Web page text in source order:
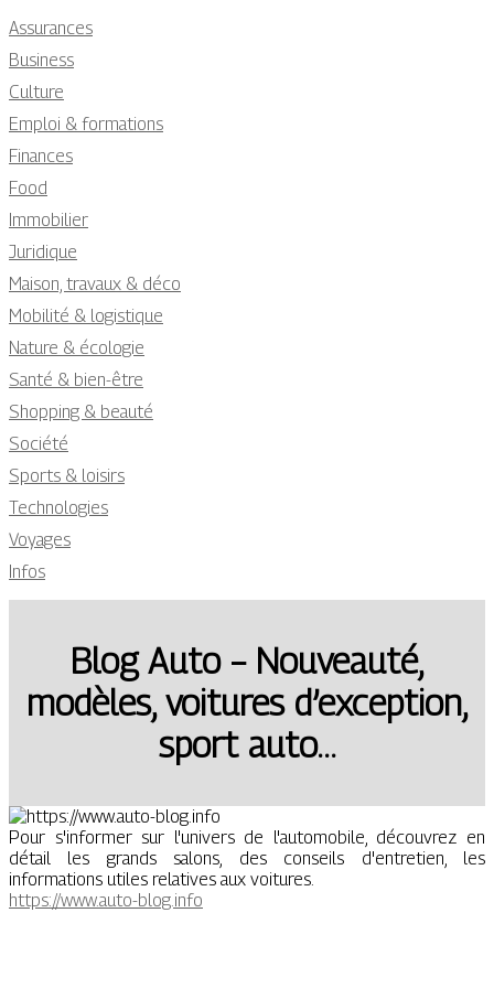
Assurances
Business
Culture
Emploi & formations
Finances
Food
Immobilier
Juridique
Maison, travaux & déco
Mobilité & logistique
Nature & écologie
Santé & bien-être
Shopping & beauté
Société
Sports & loisirs
Technologies
Voyages
Infos
Blog Auto – Nouveauté,
modèles, voitures d’exception,
sport auto…
Pour s'informer sur l'univers de l'automobile, découvrez en
détail les grands salons, des conseils d'entretien, les
informations utiles relatives aux voitures.
https://www.auto-blog.info